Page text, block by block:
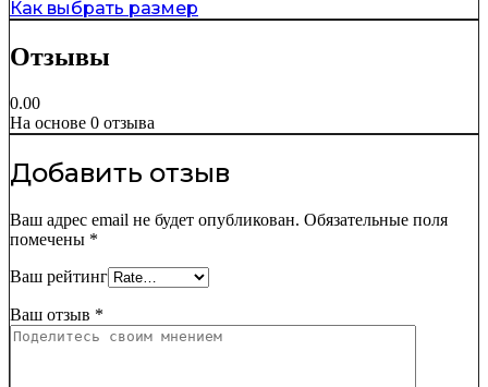
Как выбрать размер
Отзывы
0.00
На основе 0 отзыва
Добавить отзыв
Ваш адрес email не будет опубликован. Обязательные поля
помечены *
Ваш рейтинг
Ваш отзыв *